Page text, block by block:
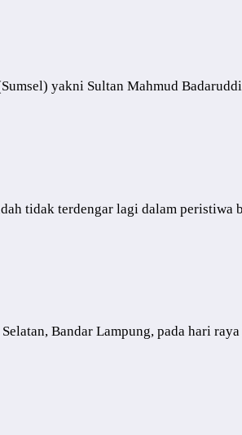
yakni Sultan Mahmud
tidak terdengar lagi dalam peristiwa
Bandar Lampung, pada hari